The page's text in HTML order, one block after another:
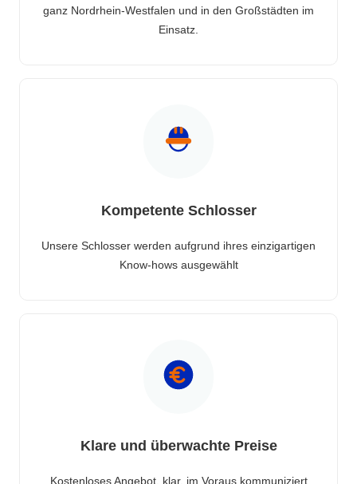
ganz Nordrhein-Westfalen und in den Großstädten im
Einsatz.
Kompetente Schlosser
Unsere Schlosser werden aufgrund ihres einzigartigen
Know-hows ausgewählt
Klare und überwachte Preise
Kostenloses Angebot, klar, im Voraus kommuniziert